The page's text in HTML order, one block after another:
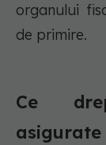
organului
de primire.
Ce
asigurate